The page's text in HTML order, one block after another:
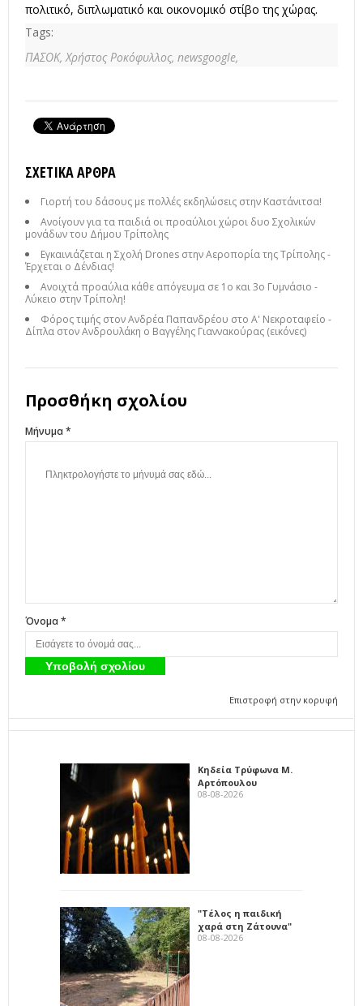
πολιτικό, διπλωματικό και οικονομικό στίβο της χώρας.
Tags:
ΠΑΣΟΚ,Χρήστος Ροκόφυλλος, newsgoogle,
ΣΧΕΤΙΚΆ ΆΡΘΡΑ
Γιορτή του δάσους με πολλές εκδηλώσεις στην Καστάνιτσα!
Ανοίγουν για τα παιδιά οι προαύλιοι χώροι δυο Σχολικών
μονάδων του Δήμου Τρίπολης
Εγκαινιάζεται η Σχολή Drones στην Αεροπορία της Τρίπολης -
Έρχεται ο Δένδιας!
Ανοιχτά προαύλια κάθε απόγευμα σε 1ο και 3ο Γυμνάσιο -
Λύκειο στην Τρίπολη!
Φόρος τιμής στον Ανδρέα Παπανδρέου στο Α' Νεκροταφείο -
Δίπλα στον Ανδρουλάκη ο Βαγγέλης Γιαννακούρας (εικόνες)
Προσθήκη σχολίου
Μήνυμα *
Όνομα *
Επιστροφή στην κορυφή
Κηδεία Τρύφωνα Μ.
Αρτόπουλου
08-08-2026
"Τέλος η παιδική
χαρά στη Ζάτουνα"
08-08-2026